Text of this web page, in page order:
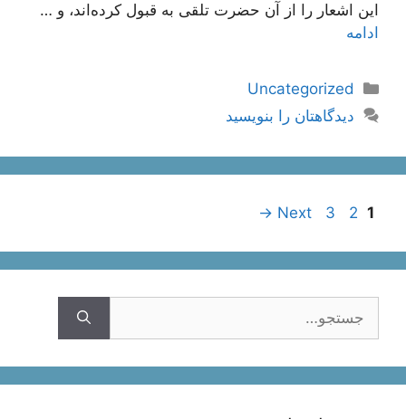
این اشعار را از آن حضرت تلقى به قبول کرده‌اند، و …
ادامه
دسته‌ها
Uncategorized
دیدگاهتان را بنویسید
ناوبری
Page
1
Page
2
Page
3
Next
→